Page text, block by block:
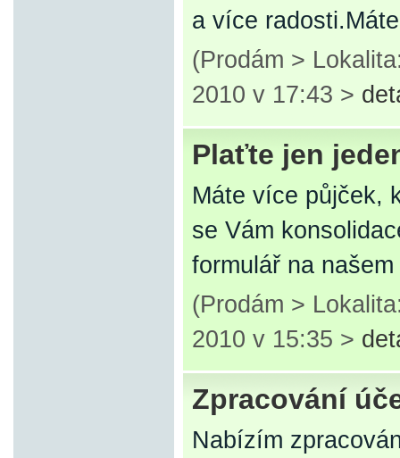
a více
(Prodám >
2010 v 17:43 >
Plaťte jen
Máte více půjček,
se Vám
formulář na
(Prodám >
2010 v 15:35 >
Zpracování
Nabízím